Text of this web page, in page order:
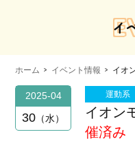
イ
ホーム イベント情報 イオ
2025-04
30 水
運動系
イオン
催済み